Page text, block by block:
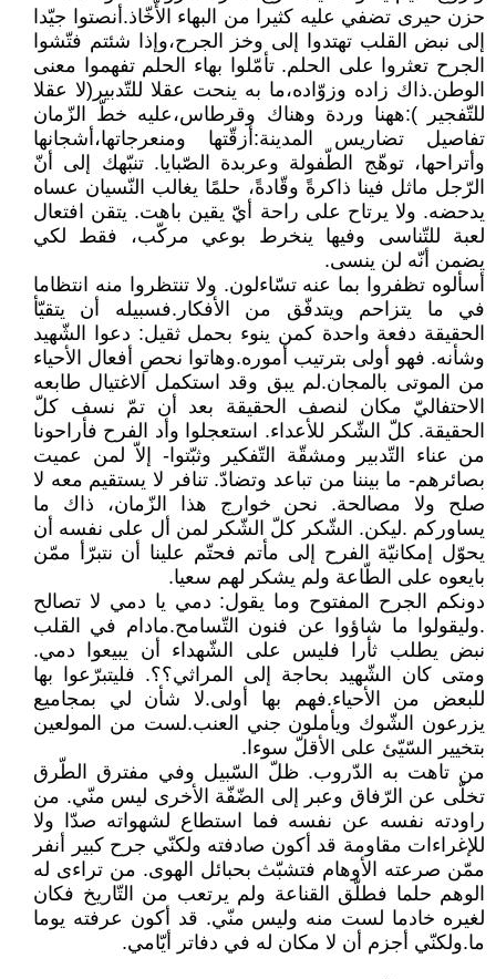
حزن حيرى تضفي عليه كثيرا من البهاء الأّخّاذ.أنصتوا جيّدا
إلى نبض القلب تهتدوا إلى وخز الجرح،وإذا شئتم فتّشوا
الجرح تعثروا على الحلم. تأمّلوا بهاء الحلم تفهموا معنى
الوطن.ذاك زاده وزوّاده،ما به ينحت عقلا للتّدبير(لا عقلا
للتّفجير ):ههنا وردة وهناك وقرطاس،عليه خطّ الزّمان
تفاصيل تضاريس المدينة:أزقّتها ومنعرجاتها،أشجانها
وأتراحها، توهّج الطّفولة وعربدة الصّبايا. تنبّهك إلى أنّ
الرّجل ماثل فينا ذاكرةً وقّادةً، حلمًا يغالب النّسيان عساه
يدحضه. ولا يرتاح على راحة أيّ يقين باهت. يتقن افتعال
لعبة للتّناسى وفيها ينخرط بوعي مركّب، فقط لكي
يضمن أنّه لن ينسى.
أسألوه تظفروا بما عنه تسّاءلون. ولا تنتظروا منه انتظاما
في ما يتزاحم ويتدفّق من الأفكار.فسبيله أن يتقيّأ
الحقيقة دفعة واحدة كمن ينوء بحمل ثقيل: دعوا الشّهيد
وشأنه. فهو أولى بترتيب أموره.وهاتوا نحصِ أفعال الأحياء
من الموتى بالمجان.لم يبق وقد استكمل الاغتيال طابعه
الاحتفاليّ مكان لنصف الحقيقة بعد أن تمّ نسف كلّ
الحقيقة. كلّ الشّكر للأعداء. استعجلوا وأد الفرح فأراحونا
من عناء التّدبير ومشقّة التّفكير وثبّتوا- إلاّ لمن عميت
بصائرهم- ما بيننا من تباعد وتضادّ. تنافر لا يستقيم معه لا
صلح ولا مصالحة. نحن خوارج هذا الزّمان، ذاك ما
يساوركم .ليكن. الشّكر كلّ الشّكر لمن أل على نفسه أن
يحوّل إمكانيّة الفرح إلى مأتم فحتّم علينا أن نتبرّأ ممّن
بايعوه على الطّاعة ولم يشكر لهم سعيا.
دونكم الجرح المفتوح وما يقول: دمي يا دمي لا تصالح
.وليقولوا ما شاؤوا عن فنون التّسامح.مادام في القلب
نبض يطلب ثأرا فليس على الشّهداء أن يبيعوا دمي.
ومتى كان الشّهيد بحاجة إلى المراثي؟؟. فليتبرّعوا بها
للبعض من الأحياء.فهم بها أولى.لا شأن لي بمجاميع
يزرعون الشّوك ويأملون جني العنب.لست من المولعين
بتخيير السّيّئ على الأقلّ سوءا.
من تاهت به الدّروب. ظلّ السّبيل وفي مفترق الطّرق
تخلّى عن الرّفاق وعبر إلى الضّفّة الأخرى ليس منّي. من
راودته نفسه عن نفسه فما استطاع لشهواته صدّا ولا
للإغراءات مقاومة قد أكون صادفته ولكنّي جرح كبير أنفر
ممّن صرعته الأوهام فتشبّث بحبائل الهوى. من تراءى له
الوهم حلما فطلّق القناعة ولم يرتعب من التّاريخ فكان
لغيره خادما لست منه وليس منّي. قد أكون عرفته يوما
ما.ولكنّي أجزم أن لا مكان له في دفاتر أيّامي.